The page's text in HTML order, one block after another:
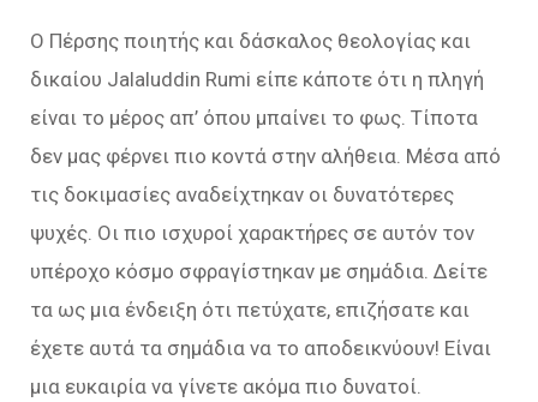
O Πέρσης ποιητής και δάσκαλος θεολογίας και
δικαίου Jalaluddin Rumi είπε κάποτε ότι η πληγή
είναι το μέρος απ’ όπου μπαίνει το φως. Τίποτα
δεν μας φέρνει πιο κοντά στην αλήθεια. Μέσα από
τις δοκιμασίες αναδείχτηκαν οι δυνατότερες
ψυχές. Οι πιο ισχυροί χαρακτήρες σε αυτόν τον
υπέροχο κόσμο σφραγίστηκαν με σημάδια. Δείτε
τα ως μια ένδειξη ότι πετύχατε, επιζήσατε και
έχετε αυτά τα σημάδια να το αποδεικνύουν! Είναι
μια ευκαιρία να γίνετε ακόμα πιο δυνατοί.